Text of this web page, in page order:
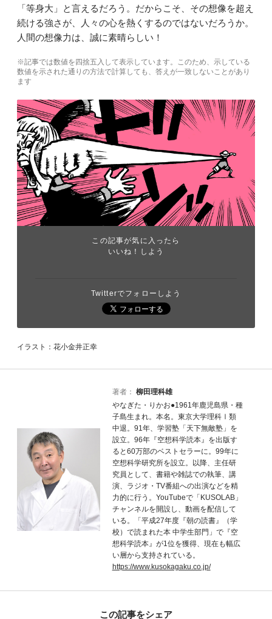
「等身大」と言えるだろう。だからこそ、その想像を超え
続ける強さが、人々の心を熱くするのではないだろうか。
人間の想像力は、誠に素晴らしい！
※記事では数値を四捨五入して表示しています。このため、示している
数値を示された通りの方法で計算しても、答えが一致しないことがあり
ます
この記事が気に入ったら
いいね！しよう
Twitterでフォローしよう
イラスト：花小金井正幸
著者： 柳田理科雄
やなぎた・りかお●1961年鹿児島県・種
子島生まれ。本名。東京大学理科Ⅰ類
中退。91年、学習塾「天下無敵塾」を
設立。96年『空想科学読本』を出版す
ると60万部のベストセラーに。99年に
空想科学研究所を設立。以降、主任研
究員として、書籍や雑誌での執筆、講
演、ラジオ・TV番組への出演などを精
力的に行う。YouTubeで「KUSOLAB」
チャンネルを開設し、動画を配信して
いる。「平成27年度『朝の読書』（学
校）で読まれた本 中学生部門」で『空
想科学読本』が1位を獲得、現在も幅広
い層から支持されている。
https://www.kusokagaku.co.jp/
この記事をシェア